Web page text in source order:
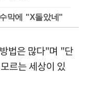
막에 "X돌았네"
법은 많다"며 "단
르는 세상이 있